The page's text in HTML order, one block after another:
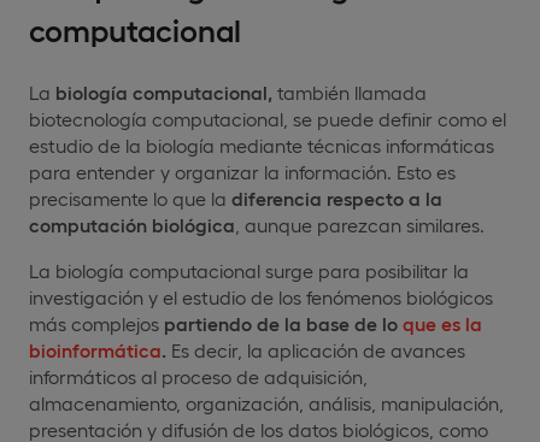
computacional
La biología computacional, también llamada
biotecnología computacional, se puede definir como el
estudio de la biología mediante técnicas informáticas
para entender y organizar la información. Esto es
precisamente lo que la diferencia respecto a la
computación biológica , aunque parezcan similares.
La biología computacional surge para posibilitar la
investigación y el estudio de los fenómenos biológicos
más complejos partiendo de la base de lo que es la
bioinformática Es decir, la aplicación de avances
informáticos al proceso de adquisición,
almacenamiento, organización, análisis, manipulación,
presentación y difusión de los datos biológicos, como